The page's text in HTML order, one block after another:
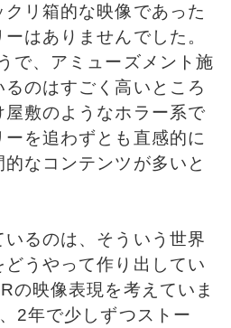
リ箱的な映像であった
はありませんでした。
で、アミューズメント施
のはすごく高いところ
敷のようなホラー系で
を追わずとも直感的に
なコンテンツが多いと
るのは、そういう世界
うやって作り出してい
の映像表現を考えていま
2年で少しずつストー